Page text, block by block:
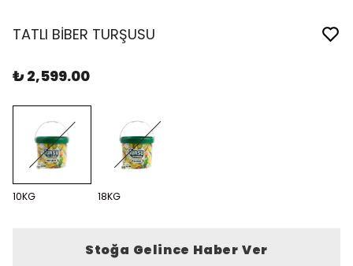
TATLI BİBER TURŞUSU
₺ 2,599.00
10KG 18KG
Stoğa Gelince Haber Ver